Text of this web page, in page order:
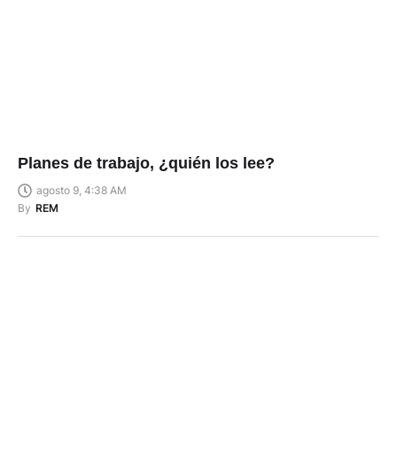
Planes de trabajo, ¿quién los lee?
agosto 9, 4:38 AM
By REM